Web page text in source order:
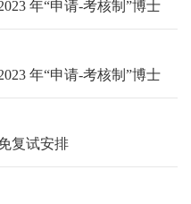
年“申请-考核制”博士
年“申请-考核制”博士
复试安排